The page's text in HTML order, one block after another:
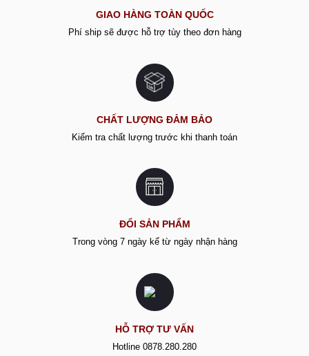
GIAO HÀNG TOÀN QUỐC
Phí ship sẽ được hỗ trợ tùy theo đơn hàng
CHẤT LƯỢNG ĐẢM BẢO
Kiểm tra chất lượng trước khi thanh toán
ĐỔI SẢN PHẨM
Trong vòng 7 ngày kể từ ngày nhận hàng
HỖ TRỢ TƯ VẤN
Hotline 0878.280.280